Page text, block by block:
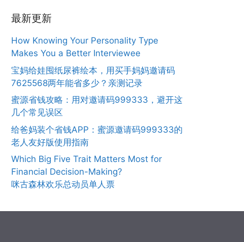
最新更新
How Knowing Your Personality Type
Makes You a Better Interviewee
宝妈给娃囤纸尿裤绘本，用买手妈妈邀请码
7625568两年能省多少？亲测记录
蜜源省钱攻略：用对邀请码999333，避开这
几个常见误区
给爸妈装个省钱APP：蜜源邀请码999333的
老人友好版使用指南
Which Big Five Trait Matters Most for
Financial Decision-Making?
咪古森林欢乐总动员单人票